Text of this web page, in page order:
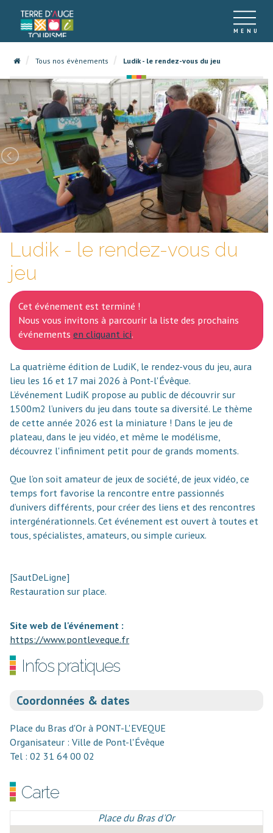
Tous nos évènements Ludik - le rendez-vous du jeu
Ludik - le rendez-vous du
jeu
Cet événement est terminé !
Nous vous invitons à parcourir la liste des prochains
événementsen cliquant ici.
La quatrième édition de LudiK, le rendez-vous du jeu, aura
lieu les 16 et 17 mai 2026 à Pont-l'Évêque.
L’événement LudiK propose au public de découvrir sur
1500m2 l’univers du jeu dans toute sa diversité. Le thème
de cette année 2026 est la miniature ! Dans le jeu de
plateau, dans le jeu vidéo, et même le modélisme,
découvrez l'infiniment petit pour de grands moments.
Que l’on soit amateur de jeux de société, de jeux vidéo, ce
temps fort favorise la rencontre entre passionnés
d’univers différents, pour créer des liens et des rencontres
intergénérationnels. Cet événement est ouvert à toutes et
tous, spécialistes, amateurs, ou simple curieux.
[SautDeLigne]
Restauration sur place.
Site web de l'événement :
https://www.pontleveque.fr
Infos pratiques
Coordonnées & dates
Place du Bras d'Or à PONT-L'EVEQUE
Organisateur : Ville de Pont-l'Évêque
Tel : 02 31 64 00 02
Carte
Place du Bras d'Or